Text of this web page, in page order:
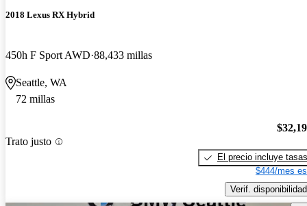
2018 Lexus RX Hybrid
450h F Sport AWD 88,433 millas
Seattle, WA
72 millas
Trato justo
El precio incluye tasas
$444/mes
Verif. disponibilidad